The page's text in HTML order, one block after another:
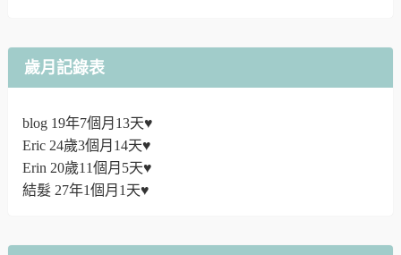
歲月記錄表
blog 19年7個月13天♥
Eric 24歲3個月14天♥
Erin 20歲11個月5天♥
結髮 27年1個月1天♥